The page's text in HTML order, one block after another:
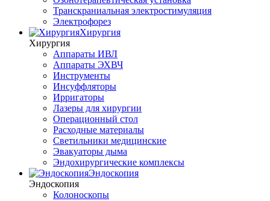
Транскраниальная электростимуляция
Электрофорез
Хирургия
Хирургия
Аппараты ИВЛ
Аппараты ЭХВЧ
Инструменты
Инсуффляторы
Ирригаторы
Лазеры для хирургии
Операционный стол
Расходные материалы
Светильники медицинские
Эвакуаторы дыма
Эндохирургические комплексы
Эндоскопия
Эндоскопия
Колоноскопы